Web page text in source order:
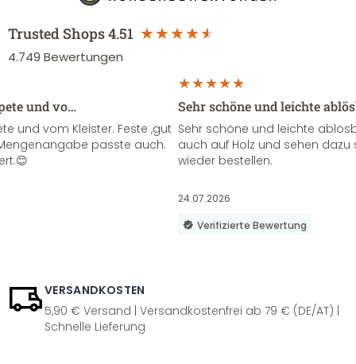
Trusted Shops4.51
4.749 Bewertungen
und vo…
und vom Kleister. Feste ,gut
passte auch.
Sehr schöne und leichte
Sehr schöne und leichte
auch auf Holz und sehen
wieder bestellen.
24.07.2026
Verifizierte Bewertung
VERSANDKOSTEN
5,90 € Versand | Versandkostenfrei ab 79 € (DE/AT) |
Schnelle Lieferung